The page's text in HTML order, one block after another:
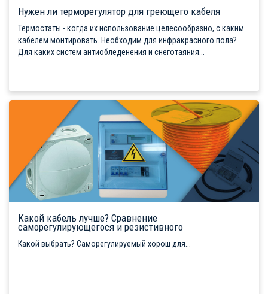
Нужен ли терморегулятор для греющего кабеля
Термостаты - когда их использование целесообразно, с каким
кабелем монтировать. Необходим для инфракрасного пола?
Для каких систем антиобледенения и снеготаяния...
Какой кабель лучше? Сравнение
саморегулирующегося и резистивного
Какой выбрать? Саморегулируемый хорош для...